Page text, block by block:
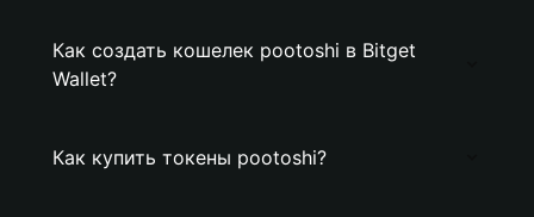
Как создать кошелек pootoshi в Bitget
Wallet?
Как купить токены pootoshi?